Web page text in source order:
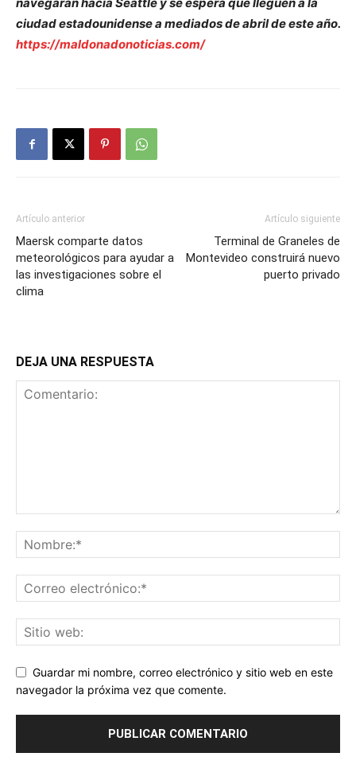
ciudad estadounidense a mediados de abril de este año.
https://maldonadonoticias.com/
Artículo anterior
Maersk comparte datos
meteorológicos para ayudar a
las investigaciones sobre el
clima
Artículo siguiente
Terminal de Graneles de
Montevideo construirá nuevo
puerto privado
DEJA UNA RESPUESTA
Guardar mi nombre, correo electrónico y sitio web en este
navegador la próxima vez que comente.